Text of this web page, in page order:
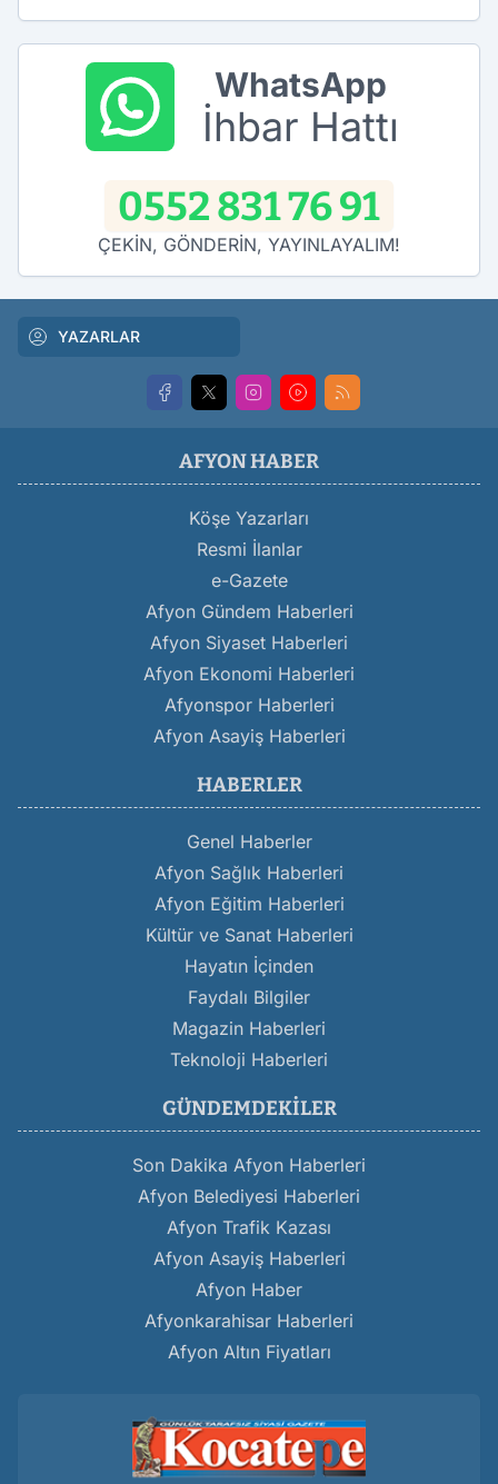
WhatsApp
İhbar Hattı
0552 831 76 91
ÇEKİN, GÖNDERİN, YAYINLAYALIM!
YAZARLAR
AFYON HABER
Köşe Yazarları
Resmi İlanlar
e-Gazete
Afyon Gündem Haberleri
Afyon Siyaset Haberleri
Afyon Ekonomi Haberleri
Afyonspor Haberleri
Afyon Asayiş Haberleri
HABERLER
Genel Haberler
Afyon Sağlık Haberleri
Afyon Eğitim Haberleri
Kültür ve Sanat Haberleri
Hayatın İçinden
Faydalı Bilgiler
Magazin Haberleri
Teknoloji Haberleri
GÜNDEMDEKILER
Son Dakika Afyon Haberleri
Afyon Belediyesi Haberleri
Afyon Trafik Kazası
Afyon Asayiş Haberleri
Afyon Haber
Afyonkarahisar Haberleri
Afyon Altın Fiyatları